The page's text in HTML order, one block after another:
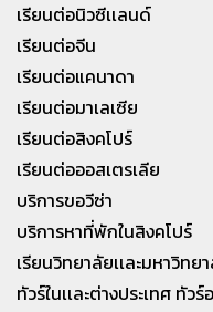
เรียนต่อนิวซีเเลนด์
เรียนต่อจีน
เรียนต่อแคนาดา
เรียนต่อมาเลเซีย
เรียนต่อสิงคโปร์
เรียนต่อออสเตรเลีย
บริการขอวีซ่า
บริการหาที่พักในสิงคโปร์
เรียนวิทยาลัยเเละมหาวิทย
ทัวร์ในเเละต่างประเทศ ทัว